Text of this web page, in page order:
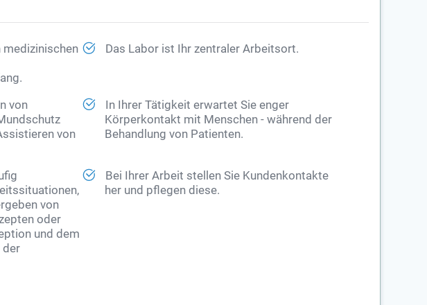
Das Labor ist Ihr zentraler Arbeitsort.
von
von
In Ihrer Tätigkeit erwartet Sie enger
Körperkontakt mit Menschen - während der
Behandlung von Patienten.
von
oder
und dem
der
Bei Ihrer Arbeit stellen Sie Kundenkontakte
her und pflegen diese.